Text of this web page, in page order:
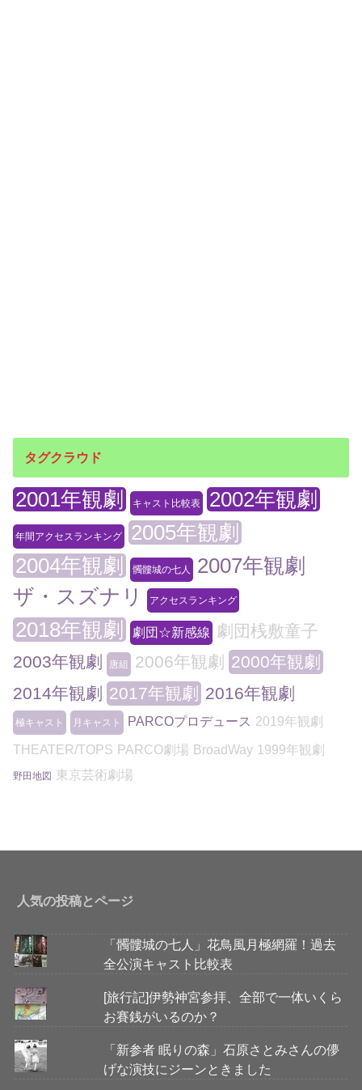
タグクラウド
2001年観劇 キャスト比較表 2002年観劇
年間アクセスランキング
2005年観劇
2004年観劇
髑髏城の七人
2007年観劇
ザ・スズナリ
アクセスランキング
2018年観劇 劇団☆新感線
劇団桟敷童子
2003年観劇
唐組 2006年観劇
2000年観劇
2014年観劇 2017年観劇 2016年観劇
極キャスト 月キャスト PARCOプロデュース 2019年観劇
THEATER/TOPS PARCO劇場 BroadWay 1999年観劇
野田地図 東京芸術劇場
人気の投稿とページ
「髑髏城の七人」花鳥風月極網羅！過去
全公演キャスト比較表
[旅行記]伊勢神宮参拝、全部で一体いくら
お賽銭がいるのか？
「新参者 眠りの森」石原さとみさんの儚
げな演技にジーンときました